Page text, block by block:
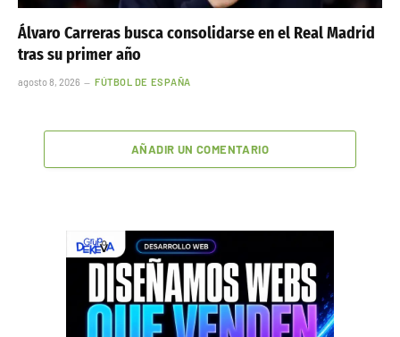
Álvaro Carreras busca consolidarse en el Real Madrid
tras su primer año
agosto 8, 2026 FÚTBOL DE ESPAÑA
AÑADIR UN COMENTARIO